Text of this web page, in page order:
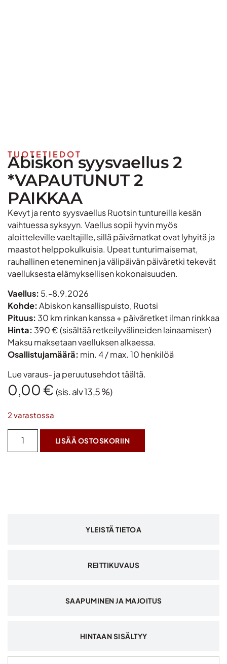
TUOTETIEDOT
Abiskon syysvaellus 2
*VAPAUTUNUT 2
PAIKKAA
Kevyt ja rento syysvaellus Ruotsin tuntureilla kesän
vaihtuessa syksyyn. Vaellus sopii hyvin myös
aloitteleville vaeltajille, sillä päivämatkat ovat lyhyitä ja
maastot helppokulkuisia. Upeat tunturimaisemat,
rauhallinen eteneminen ja välipäivän päiväretki tekevät
vaelluksesta elämyksellisen kokonaisuuden.
Vaellus: 5.-8.9.2026
Kohde:Abiskon kansallispuisto, Ruotsi
Pituus: 30 km rinkan kanssa + päiväretket ilman rinkkaa
Hinta: 390 € (sisältää retkeilyvälineiden lainaamisen)
Maksu maksetaan vaelluksen alkaessa.
Osallistujamäärä: min. 4 / max. 10 henkilöä
Lue varaus- ja peruutusehdottäältä.
0,00€ (sis. alv 13,5 %)
2 varastossa
LISÄÄ OSTOSKORIIN
YLEISTÄ TIETOA
REITTIKUVAUS
SAAPUMINEN JA MAJOITUS
HINTAAN SISÄLTYY